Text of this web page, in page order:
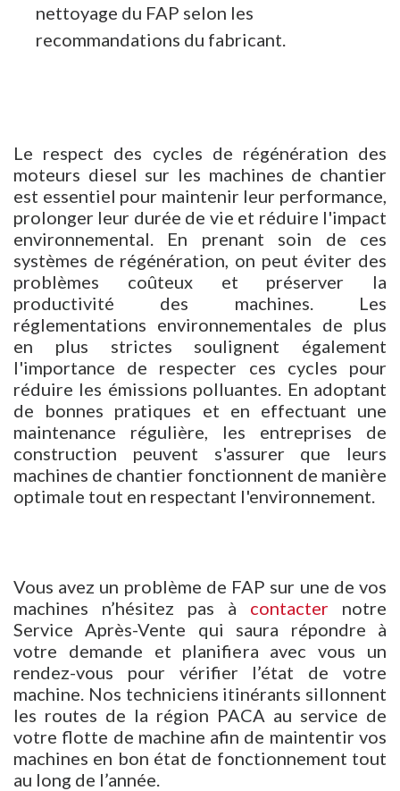
nettoyage du FAP selon les
recommandations du fabricant.
Le respect des cycles de régénération des
moteurs diesel sur les machines de chantier
est essentiel pour maintenir leur performance,
prolonger leur durée de vie et réduire l'impact
environnemental. En prenant soin de ces
systèmes de régénération, on peut éviter des
problèmes coûteux et préserver la
productivité des machines. Les
réglementations environnementales de plus
en plus strictes soulignent également
l'importance de respecter ces cycles pour
réduire les émissions polluantes. En adoptant
de bonnes pratiques et en effectuant une
maintenance régulière, les entreprises de
construction peuvent s'assurer que leurs
machines de chantier fonctionnent de manière
optimale tout en respectant l'environnement.
Vous avez un problème de FAP sur une de vos
machines n’hésitez pas à contacter notre
Service Après-Vente qui saura répondre à
votre demande et planifiera avec vous un
rendez-vous pour vérifier l’état de votre
machine. Nos techniciens itinérants sillonnent
les routes de la région PACA au service de
votre flotte de machine afin de maintentir vos
machines en bon état de fonctionnement tout
au long de l’année.